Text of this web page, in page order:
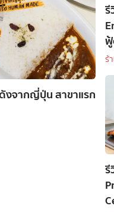
ดังจากญี่ปุ่น สาขาแรก
รี
ร้
รี